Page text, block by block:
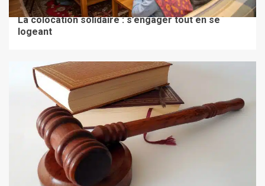
BIEN LOUER
La colocation solidaire : s’engager tout en se
logeant
À LA UNE BIEN LOUER